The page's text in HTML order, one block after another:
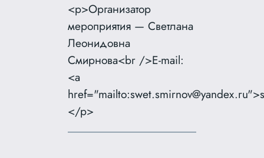
<p>Организатор
мероприятия — Светлана
Леонидовна
Смирнова<br />E-mail:
<a
</p>